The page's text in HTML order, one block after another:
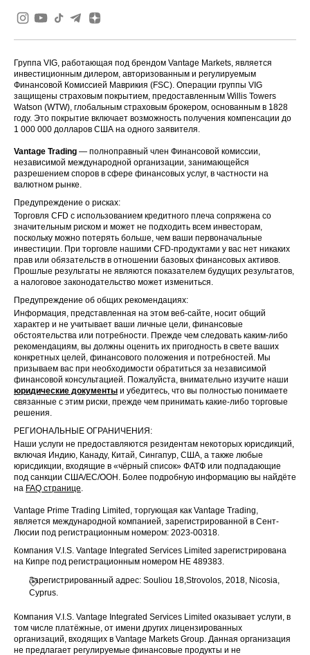
Группа VIG, работающая под брендом Vantage Markets, является
инвестиционным дилером, авторизованным и регулируемым
Финансовой Комиссией Маврикия (FSC). Операции группы VIG
защищены страховым покрытием, предоставленным Willis Towers
Watson (WTW), глобальным страховым брокером, основанным в 1828
году. Это покрытие включает возможность получения компенсации до
1 000 000 долларов США на одного заявителя.
Vantage Trading — полноправный член Финансовой комиссии,
независимой международной организации, занимающейся
разрешением споров в сфере финансовых услуг, в частности на
валютном рынке.
Предупреждение о рисках:
Торговля CFD с использованием кредитного плеча сопряжена со
значительным риском и может не подходить всем инвесторам,
поскольку можно потерять больше, чем ваши первоначальные
инвестиции. При торговле нашими CFD-продуктами у вас нет никаких
прав или обязательств в отношении базовых финансовых активов.
Прошлые результаты не являются показателем будущих результатов,
а налоговое законодательство может измениться.
Предупреждение об общих рекомендациях:
Информация, представленная на этом веб-сайте, носит общий
характер и не учитывает ваши личные цели, финансовые
обстоятельства или потребности. Прежде чем следовать каким-либо
рекомендациям, вы должны оценить их пригодность в свете ваших
конкретных целей, финансового положения и потребностей. Мы
призываем вас при необходимости обратиться за независимой
финансовой консультацией. Пожалуйста, внимательно изучите наши
юридические документы и убедитесь, что вы полностью понимаете
связанные с этим риски, прежде чем принимать какие-либо торговые
решения.
РЕГИОНАЛЬНЫЕ ОГРАНИЧЕНИЯ:
Наши услуги не предоставляются резидентам некоторых юрисдикций,
включая Индию, Канаду, Китай, Сингапур, США, а также любые
юрисдикции, входящие в «чёрный список» ФАТФ или подпадающие
под санкции США/ЕС/ООН. Более подробную информацию вы найдёте
на FAQ странице
Vantage Prime Trading Limited, торгующая как Vantage Trading,
является международной компанией, зарегистрированной в Сент-
Люсии под регистрационным номером: 2023-00318.
Компания V.I.S. Vantage Integrated Services Limited зарегистрирована
на Кипре под регистрационным номером HE 489383.
Зарегистрированный адрес: Souliou 18,Strovolos, 2018, Nicosia,
Cyprus.
Компания V.I.S. Vantage Integrated Services Limited оказывает услуги, в
том числе платёжные, от имени других лицензированных
организаций, входящих в Vantage Markets Group. Данная организация
не предлагает регулируемые финансовые продукты и не